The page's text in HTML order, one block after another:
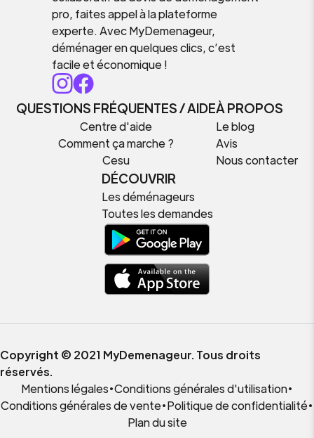
pro, faites appel à la plateforme
experte. Avec MyDemenageur,
déménager en quelques clics, c’est
facile et économique !
QUESTIONS FRÉQUENTES / AIDE
Centre d'aide
Comment ça marche ?
Cesu
À PROPOS
Le blog
Avis
Nous contacter
DÉCOUVRIR
Les déménageurs
Toutes les demandes
Copyright © 2021 MyDemenageur. Tous droits
réservés.
Mentions légales•Conditions générales d'utilisation•
Conditions générales de vente•Politique de confidentialité•
Plan du site